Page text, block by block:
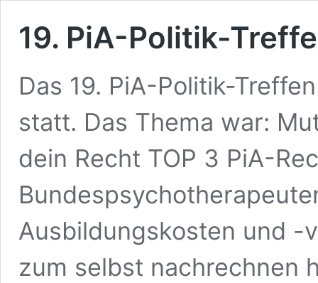
19. PiA-Politik-
Das 19. PiA-Politik-
statt. Das Thema war:
dein Recht TOP 3 PiA-
Ausbildungskosten und -
zum selbst nachrechnen